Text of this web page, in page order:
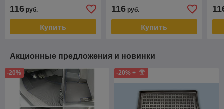
116 руб.
Купить
116руб.
Купить
Акционные предложения и новинки
-20% -20% +